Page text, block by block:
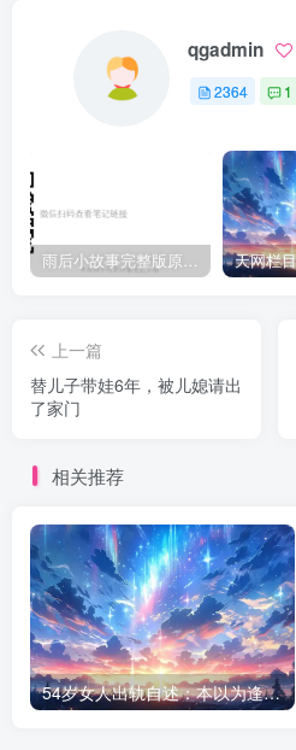
qgadmin
2364 1
雨后小故事完整版原片动态图（图+文字解说版）
上一篇
替儿子带娃6年，被儿媳请出
了家门
相关推荐
54岁女人出轨自述：本以为逢场作戏